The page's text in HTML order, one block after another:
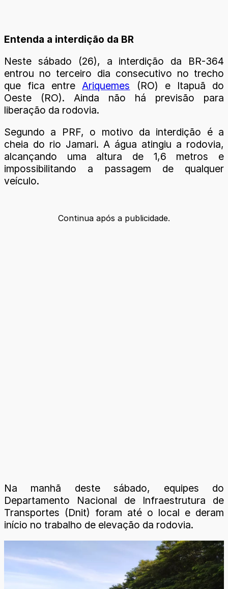
Entenda a interdição da BR
Neste sábado (26), a interdição da BR-364
entrou no terceiro dia consecutivo no trecho
que fica entreAriquemes (RO) e Itapuã do
Oeste (RO). Ainda não há previsão para
liberação da rodovia.
Segundo a PRF, o motivo da interdição é a
cheia do rio Jamari. A água atingiu a rodovia,
alcançando uma altura de 1,6 metros e
impossibilitando a passagem de qualquer
veículo.
Continua após a publicidade.
Na manhã deste sábado, equipes do
Departamento Nacional de Infraestrutura de
Transportes (Dnit) foram até o local e deram
início no trabalho de elevação da rodovia.